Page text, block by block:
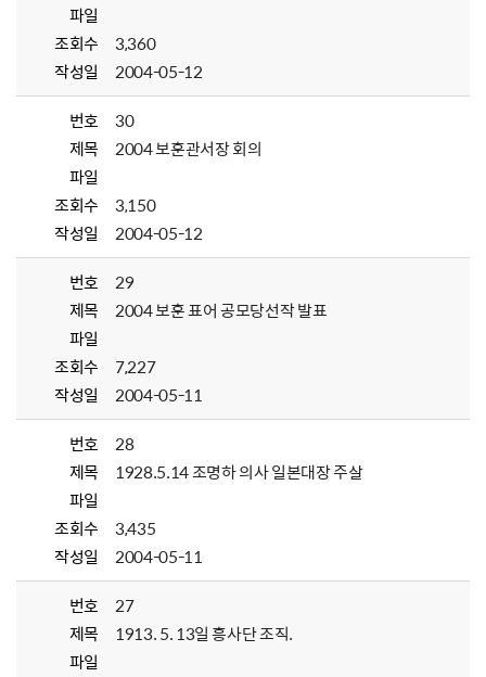
파일
조회수
3,360
작성일
2004-05-12
번호
30
제목
2004 보훈관서장 회의
파일
조회수
3,150
작성일
2004-05-12
번호
29
제목
2004 보훈 표어 공모당선작 발표
파일
조회수
7,227
작성일
2004-05-11
번호
28
제목
1928.5.14 조명하 의사 일본대장 주살
파일
조회수
3,435
작성일
2004-05-11
번호
27
제목
1913. 5. 13일 흥사단 조직.
파일